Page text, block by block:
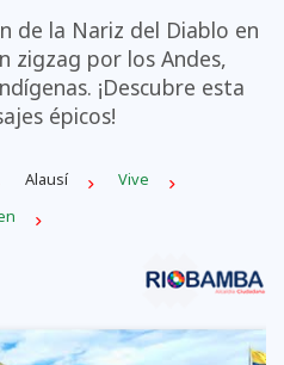
de la Nariz del Diablo en
zigzag por los Andes,
¡Descubre esta
épicos!
Alausí
Vive